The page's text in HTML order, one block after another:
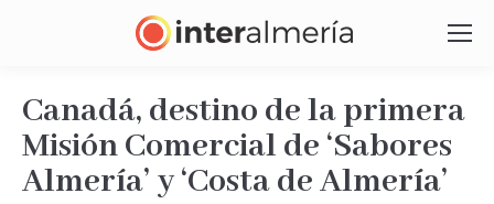
Canadá, destino de la primera
Misión Comercial de ‘Sabores
Almería’ y ‘Costa de Almería’